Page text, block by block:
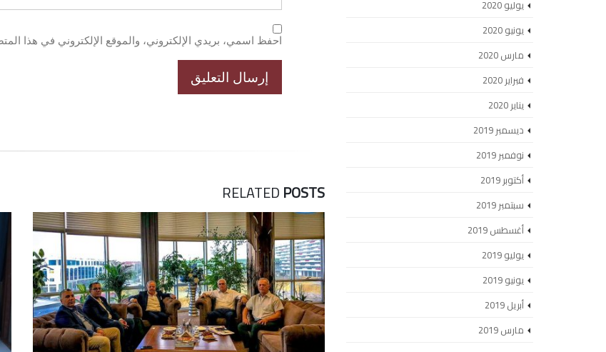
احفظ اسمي، بريدي الإلكتروني، والموقع الإلكتروني في هذا
RELATEDPOSTS
يوليو 2020
يونيو 2020
مارس 2020
فبراير 2020
يناير 2020
ديسمبر 2019
نوفمبر 2019
أكتوبر 2019
سبتمبر 2019
أغسطس 2019
يوليو 2019
يونيو 2019
أبريل 2019
مارس 2019